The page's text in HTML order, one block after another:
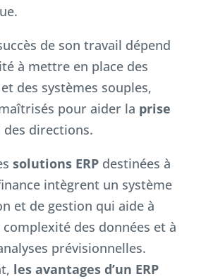
de son travail dépend
à mettre en place des
des systèmes souples,
pour aider la prise
des directions.
solutions ERPdestinées à
intègrent un système
et de gestion qui aide à
des données et à
prévisionnelles.
les avantages d’un ERP